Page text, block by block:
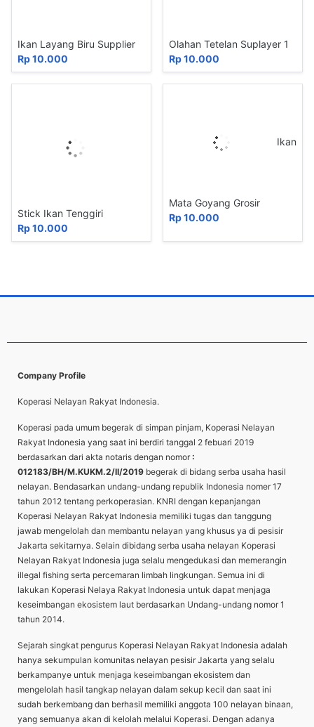
Ikan Layang Biru Supplier
Rp 10.000
Olahan Tetelan Suplayer 1
Rp 10.000
Stick Ikan Tenggiri
Rp 10.000
Ikan
Mata Goyang Grosir
Rp 10.000
Company Profile
Koperasi Nelayan Rakyat Indonesia.
Koperasi pada umum begerak di simpan pinjam, Koperasi Nelayan
Rakyat Indonesia yang saat ini berdiri tanggal 2 febuari 2019
berdasarkan dari akta notaris dengan nomor:
012183/BH/M.KUKM.2/II/2019 begerak di bidang serba usaha hasil
nelayan. Bendasarkan undang-undang republik Indonesia nomer 17
tahun 2012 tentang perkoperasian. KNRI dengan kepanjangan
Koperasi Nelayan Rakyat Indonesia memiliki tugas dan tanggung
jawab mengelolah dan membantu nelayan yang khusus ya di pesisir
Jakarta sekitarnya. Selain dibidang serba usaha nelayan Koperasi
Nelayan Rakyat Indonesia juga selalu mengedukasi dan memerangin
illegal fishing serta percemaran limbah lingkungan. Semua ini di
lakukan Koperasi Nelaya Rakyat Indonesia untuk dapat menjaga
keseimbangan ekosistem laut berdasarkan Undang-undang nomor 1
tahun 2014.
Sejarah singkat pengurus Koperasi Nelayan Rakyat Indonesia adalah
hanya sekumpulan komunitas nelayan pesisir Jakarta yang selalu
berkampanye untuk menjaga keseimbangan ekosistem dan
mengelolah hasil tangkap nelayan dalam sekup kecil dan saat ini
sudah berkembang dan berhasil memiliki anggota 100 nelayan binaan,
yang semuanya akan di kelolah melalui Koperasi. Dengan adanya